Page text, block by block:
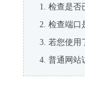
检查是否
检查端口
若您使用
普通网站